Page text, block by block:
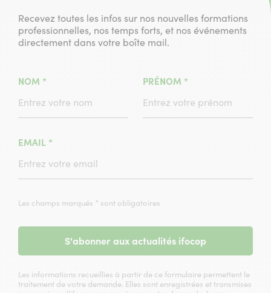
Recevez toutes les infos sur nos nouvelles formations
professionnelles, nos temps forts, et nos événements
directement dans votre boîte mail.
NOM * PRÉNOM *
EMAIL *
Les champs marqués * sont obligatoires
S'abonner aux actualités ifocop
Les informations recueillies à partir de ce formulaire permettent le
traitement de votre demande. Elles sont enregistrées et transmises